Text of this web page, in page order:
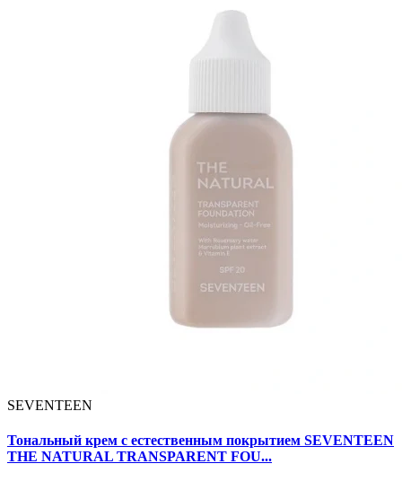
SEVENTEEN
Тональный крем с естественным покрытием SEVENTEEN
THE NATURAL TRANSPARENT FOU...